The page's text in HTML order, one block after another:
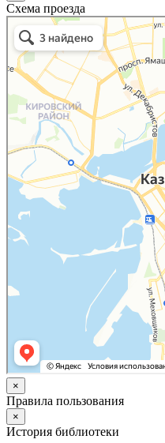
Схема проезда
Казань
Малый Татарский переулок, 8 на
Яндекс.Карты
×
Правила пользования
×
История библиотеки